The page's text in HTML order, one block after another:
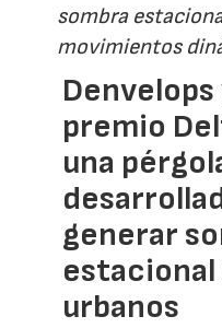
sombra
movimientos
premio
una
generar
estacional
urbanos